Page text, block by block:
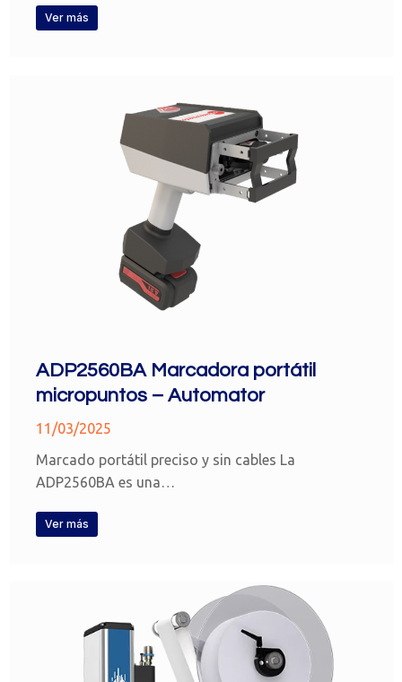
Ver más
ADP2560BA Marcadora portátil
micropuntos – Automator
11/03/2025
Marcado portátil preciso y sin cables La
ADP2560BA es una…
Ver más